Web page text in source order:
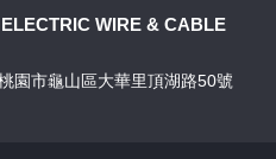
WIRE & CABLE
園市龜山區大華里頂湖路50號